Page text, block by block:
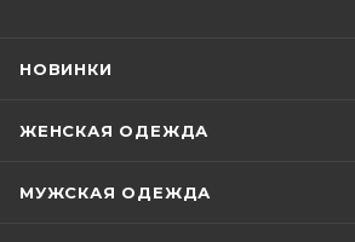
НОВИНКИ
ЖЕНСКАЯ ОДЕЖДА
МУЖСКАЯ ОДЕЖДА